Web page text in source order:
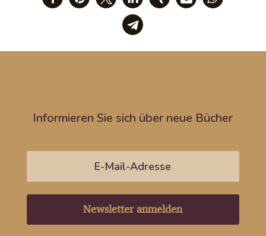
Informieren Sie sich über neue Bücher
Newsletter anmelden